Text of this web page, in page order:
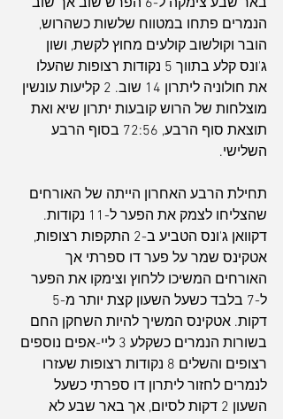
באר שבע צימקה ל-6 הפרש שוב אך שוב
הנמרים פתחו במטווח שלשות כשהרוש,
הובר וקולשוב קולעים מחוץ לקשת, ושון
ג'ונס קלע בתווך 5 נקודות רצופות שהעלו
את חולוניה ליתרון 14 שוב. 2 קליעות עונשין
מוצלחות של הרוש קובעות יתרון שיא ואת
תוצאת סוף הרבע, 72:56 בסוף הרבע
השלישי.
תחילת הרבע האחרון הייתה של האורחים
שהצליחו לצמק את הפער ל-11 נקודות.
דקוואן ג'ונס הטביע ב-2 התקפות רצופות,
אטקינס שמר על פער דו ספרתי אך
האורחים המשיכו ללחוץ וצימקו את הפער
דקות. אטקינס המשיך להיות השחקן החם
בשורות הנמרים כשקלע 3 ליי-אפים נוספים
רצופים והשלים 8 נקודות רצופות שעזרו
לנמרים לחזור ליתרון דו ספרתי כשעל
השעון 2 דקות לסיום, אך באר שבע לא